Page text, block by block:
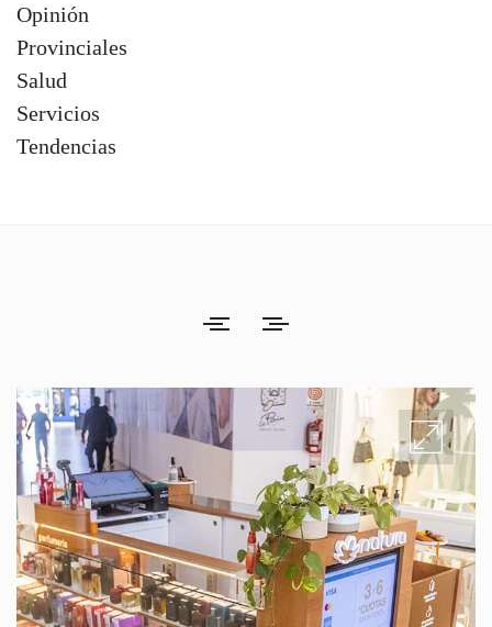
Opinión
Provinciales
Salud
Servicios
Tendencias